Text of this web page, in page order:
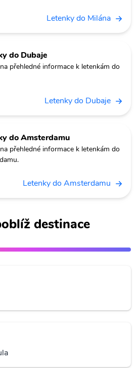
Letenky do Milána
do Dubaje
přehledné informace k letenkám do
Letenky do Dubaje
do Amsterdamu
přehledné informace k letenkám do
Letenky do Amsterdamu
destinace